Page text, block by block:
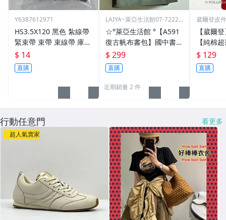
Y6387612971
HS3.5X120 黑色 紮線帶
緊束帶 束帶 束線帶 庫存
出清大特價 3.5*120
$ 14
直購
LAIYA~萊亞生活館07-72229
☆°萊亞生活館 °【A591
復古帆布書包】國中書
包-高中書包
$ 299
直購
近期銷量 2 件
葳爾登皮
【葳爾
【純棉
多本護
吸汗運
包隱形
$ 129
直購
行動任意門 看更多
超人氣賣家